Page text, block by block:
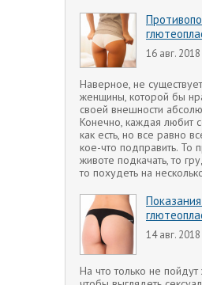
16 авг. 2018
Наверное, не
женщины, которой бы
своей внешности
Конечно, каждая любит
как есть, но все равно
кое-что подправить. То
животе подкачать, то
то похудеть на
14 авг. 2018
На что только не